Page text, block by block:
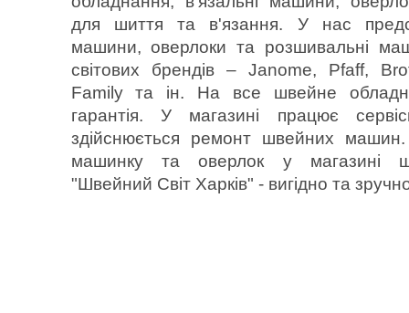
для шиття та в'язання. У нас
машини, оверлоки та розшивальні
світових брендів – Janome, Pfaff,
Family та ін. На все швейне
гарантія. У магазині працює
здійснюється ремонт швейних
машинку та оверлок у магазині
"Швейний Світ Харків" - вигідно та